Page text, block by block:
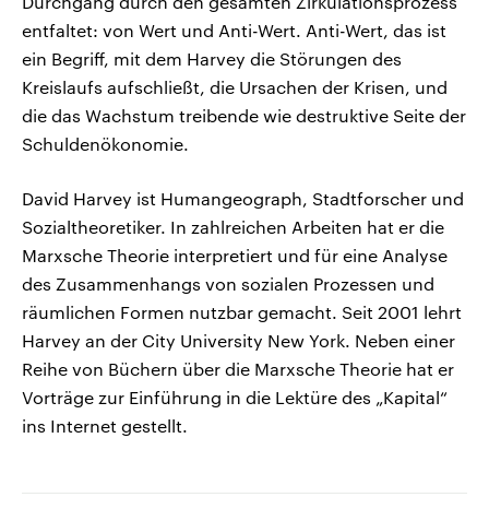
entfaltet: von Wert und Anti-Wert. Anti-Wert, das ist
ein Begriff, mit dem Harvey die Störungen des
Kreislaufs aufschließt, die Ursachen der Krisen, und
die das Wachstum treibende wie destruktive Seite der
Schuldenökonomie.
David Harvey ist Humangeograph, Stadtforscher und
Sozialtheoretiker. In zahlreichen Arbeiten hat er die
Marxsche Theorie interpretiert und für eine Analyse
des Zusammenhangs von sozialen Prozessen und
räumlichen Formen nutzbar gemacht. Seit 2001 lehrt
Harvey an der City University New York. Neben einer
Reihe von Büchern über die Marxsche Theorie hat er
Vorträge zur Einführung in die Lektüre des „Kapital“
ins Internet gestellt.